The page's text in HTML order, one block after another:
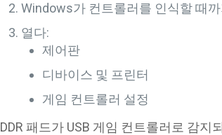
Windows가 컨트롤러를 인식할 때
열다:
제어판
디바이스 및 프린터
게임 컨트롤러 설정
DDR 패드가 USB 게임 컨트롤러로 감지